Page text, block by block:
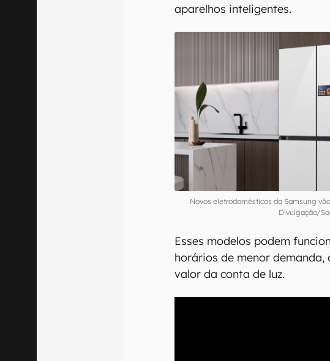
aparelhos inteligentes.
Novos eletrodomésticos da Samsung
Divulgação/
Esses modelos podem
horários de menor demanda,
valor da conta de luz.